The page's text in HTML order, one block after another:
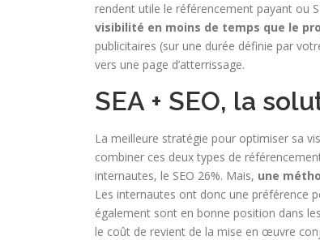
rendent utile le référencement payant ou
visibilité en moins de temps que le
publicitaires (sur une durée définie par
vers une page d’atterrissage.
SEA + SEO, la
La meilleure stratégie pour optimiser sa
combiner ces deux types de
internautes, le SEO 26%. Mais, une
Les internautes ont donc une préférence
également sont en bonne position dans
le coût de revient de la mise en œuvre